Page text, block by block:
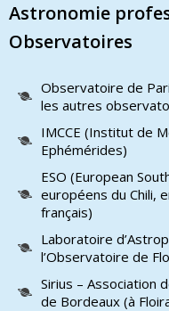
Astronomie
Observatoires
Observatoire de
les autres
IMCCE (Institut de
Ephémérides)
ESO (European
européens du Chili,
français)
Laboratoire
l’Observatoire de
Sirius – Association
de Bordeaux (à